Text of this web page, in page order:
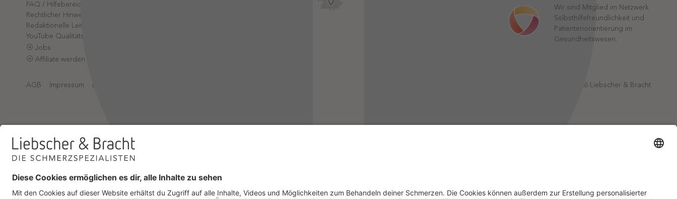
FAQ / Hilfebereich
Rechtlicher Hinweis
Redaktionelle Leitlinien
YouTube Qualitätsprozess
Jobs
Affiliate werden
Wir sind Mitglied im Netzwerk
Selbsthilfefreundlichkeit und
Patientenorientierung im
Gesundheitswesen.
AGB Impressum Datenschutz 2026 Liebscher & Bracht